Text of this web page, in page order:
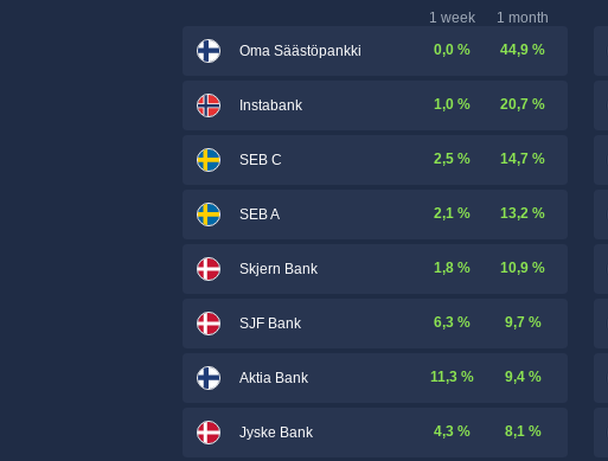
1 week
1 month
Oma Säästöpankki
0,0 % 44,9 %
Instabank 1,0 % 20,7 %
SEB C 2,5 % 14,7 %
SEB A 2,1 % 13,2 %
Skjern Bank 1,8 % 10,9 %
SJF Bank 6,3 % 9,7 %
Aktia Bank 11,3 % 9,4 %
Jyske Bank 4,3 % 8,1 %